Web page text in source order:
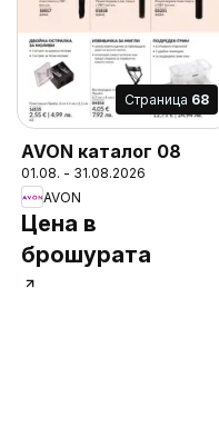
Cтраница 68
AVON каталог 08
01.08. - 31.08.2026
AVON
Цена в
брошурата